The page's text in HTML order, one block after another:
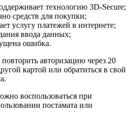
технологию 3D-Secure;
средств для покупки;
услугу платежей в интернете;
ввода данных;
ошибка.
авторизацию через 20
картой или обратиться в свой
воспользоваться при
постамата или